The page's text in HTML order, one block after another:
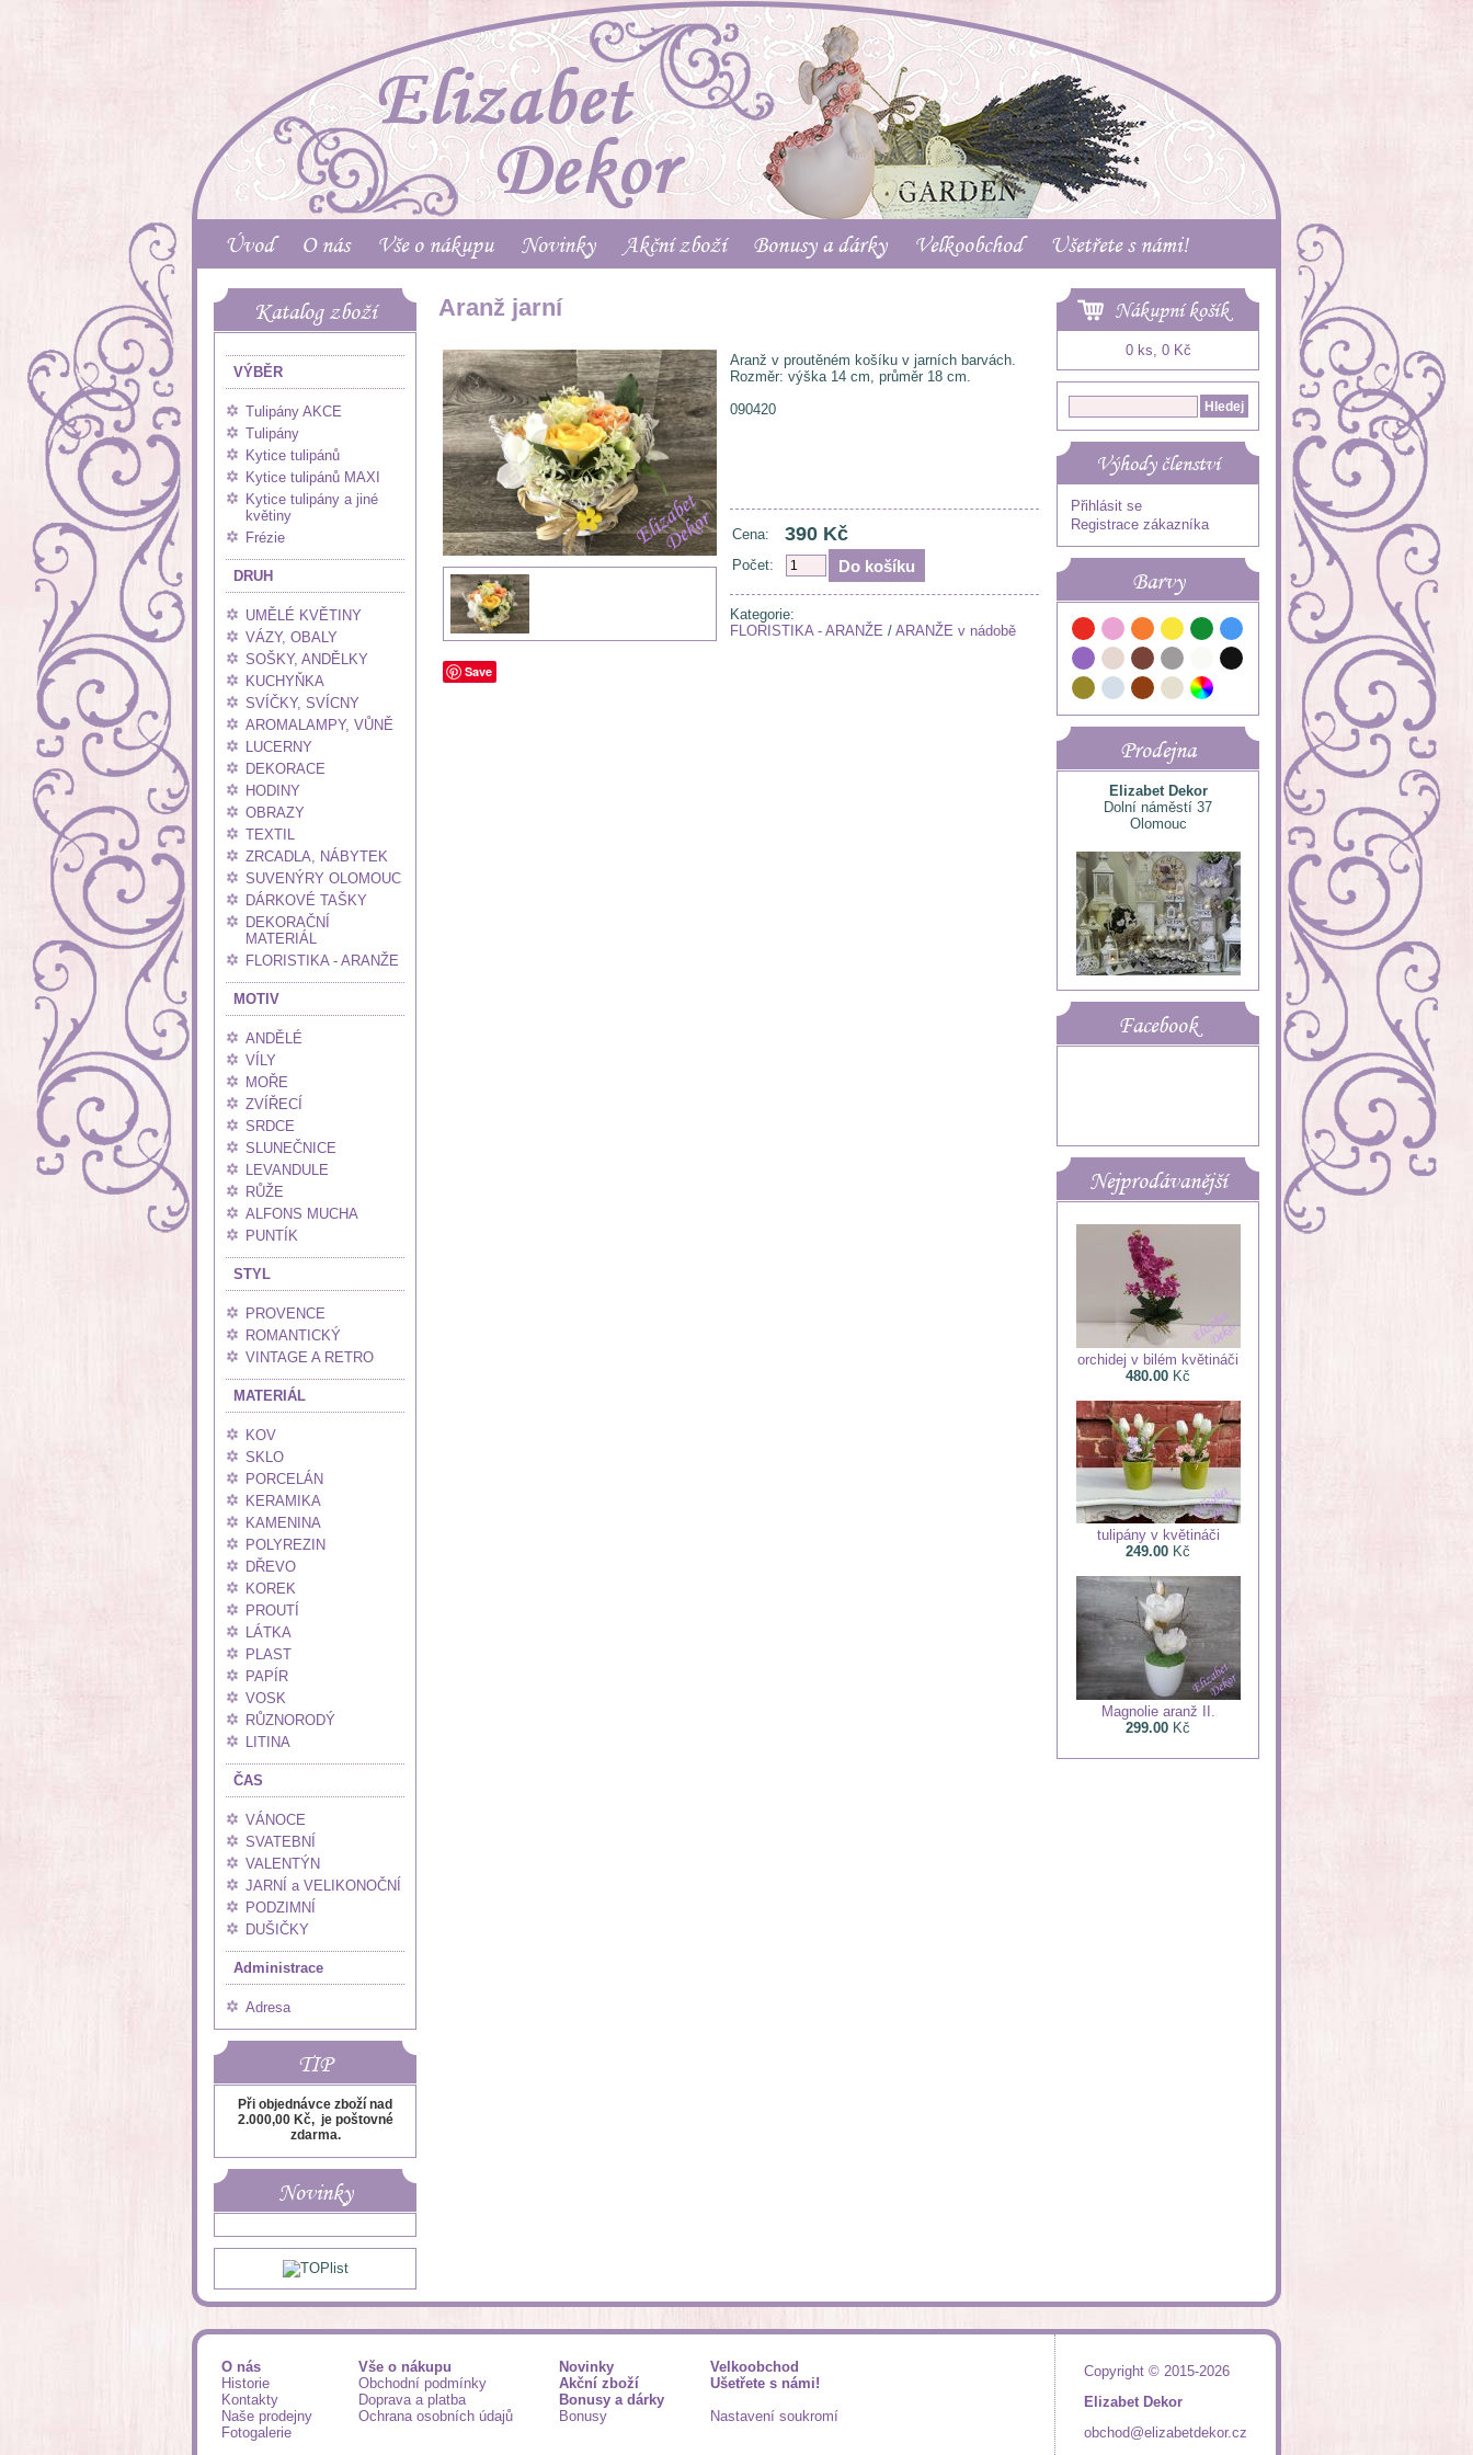
Úvod O nás Vše o nákupu Novinky Akční zboží Bonusy a dárky Velkoobchod Ušetřete s námi!
Katalog zboží
VÝBĚR
Tulipány AKCE
Tulipány
Kytice tulipánů
Kytice tulipánů MAXI
Kytice tulipány a jiné
květiny
Frézie
DRUH
UMĚLÉ KVĚTINY
VÁZY, OBALY
SOŠKY, ANDĚLKY
KUCHYŇKA
SVÍČKY, SVÍCNY
AROMALAMPY, VŮNĚ
LUCERNY
DEKORACE
HODINY
OBRAZY
TEXTIL
ZRCADLA, NÁBYTEK
SUVENÝRY OLOMOUC
DÁRKOVÉ TAŠKY
DEKORAČNÍ
MATERIÁL
FLORISTIKA - ARANŽE
MOTIV
ANDĚLÉ
VÍLY
MOŘE
ZVÍŘECÍ
SRDCE
SLUNEČNICE
LEVANDULE
RŮŽE
ALFONS MUCHA
PUNTÍK
STYL
PROVENCE
ROMANTICKÝ
VINTAGE A RETRO
MATERIÁL
KOV
SKLO
PORCELÁN
KERAMIKA
KAMENINA
POLYREZIN
DŘEVO
KOREK
PROUTÍ
LÁTKA
PLAST
PAPÍR
VOSK
RŮZNORODÝ
LITINA
ČAS
VÁNOCE
SVATEBNÍ
VALENTÝN
JARNÍ a VELIKONOČNÍ
PODZIMNÍ
DUŠIČKY
Administrace
Adresa
TIP
Při objednávce zboží nad
2.000,00 Kč, je poštovné
zdarma.
Novinky
Aranž jarní
Save
Aranž v proutěném košíku v jarních barvách.
Rozměr: výška 14 cm, průměr 18 cm.
090420
Cena: 390 Kč
Počet:
Kategorie:
FLORISTIKA - ARANŽE / ARANŽE v nádobě
Nákupní košík
0 ks, 0 Kč
Výhody členství
Přihlásit se
Registrace zákazníka
Barvy
Prodejna
Elizabet Dekor
Dolní náměstí 37
Olomouc
Facebook
Nejprodávanější
orchidej v bilém květináči
480.00 Kč
tulipány v květináči
249.00 Kč
Magnolie aranž II.
299.00 Kč
Copyright © 2015-2026
Elizabet Dekor
obchod@elizabetdekor.cz
O nás
Historie
Kontakty
Naše prodejny
Fotogalerie
Vše o nákupu
Obchodní podmínky
Doprava a platba
Ochrana osobních údajů
Novinky
Akční zboží
Bonusy a dárky
Bonusy
Velkoobchod
Ušetřete s námi!
Nastavení soukromí